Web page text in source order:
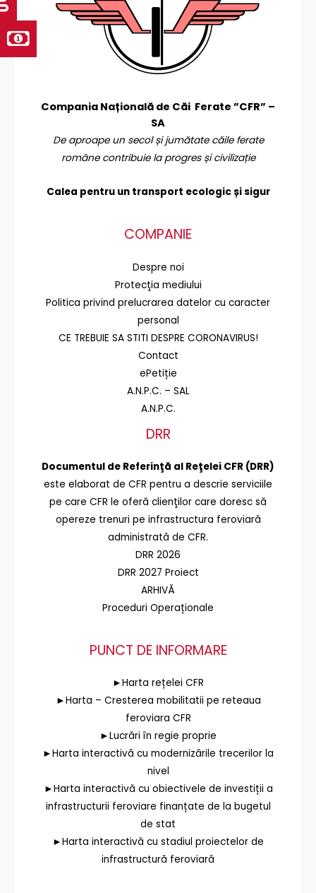
Compania Națională de Căi Ferate ”CFR” –
SA
De aproape un secol și jumătate căile ferate
române contribuie la progres și civilizație
Calea pentru un transport ecologic și sigur
COMPANIE
Despre noi
Protecţia mediului
Politica privind prelucrarea datelor cu caracter
personal
CE TREBUIE SA STITI DESPRE CORONAVIRUS!
Contact
ePetiție
A.N.P.C. – SAL
A.N.P.C.
DRR
Documentul de Referinţă al Reţelei CFR (DRR)
este elaborat de CFR pentru a descrie serviciile
pe care CFR le oferă clienţilor care doresc să
opereze trenuri pe infrastructura feroviară
administrată de CFR.
DRR 2026
DRR 2027 Proiect
ARHIVĂ
Proceduri Operaționale
PUNCT DE INFORMARE
►Harta rețelei CFR
►Harta – Cresterea mobilitatii pe reteaua
feroviara CFR
►Lucrări în regie proprie
►Harta interactivă cu modernizările trecerilor la
nivel
►Harta interactivă cu obiectivele de investiții a
infrastructurii feroviare finanțate de la bugetul
de stat
►Harta interactivă cu stadiul proiectelor de
infrastructură feroviară